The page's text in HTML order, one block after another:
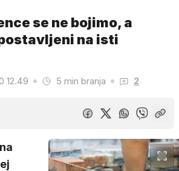
se ne bojimo, a
na isti
12.49 5 min branja 2